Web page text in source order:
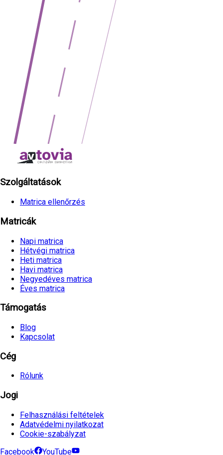
Szolgáltatások
Matrica ellenőrzés
Matricák
Napi matrica
Hétvégi matrica
Heti matrica
Havi matrica
Negyedéves matrica
Éves matrica
Támogatás
Blog
Kapcsolat
Cég
Rólunk
Jogi
Felhasználási feltételek
Adatvédelmi nyilatkozat
Cookie-szabályzat
Facebook
YouTube